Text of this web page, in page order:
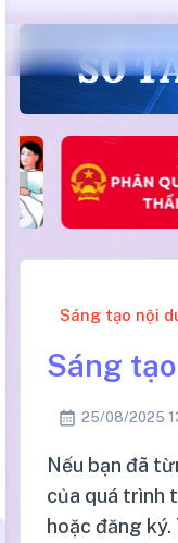
Sáng tạo nội
Sáng
25/08/2025
Nếu bạn đã
của quá trình
hoặc đăng